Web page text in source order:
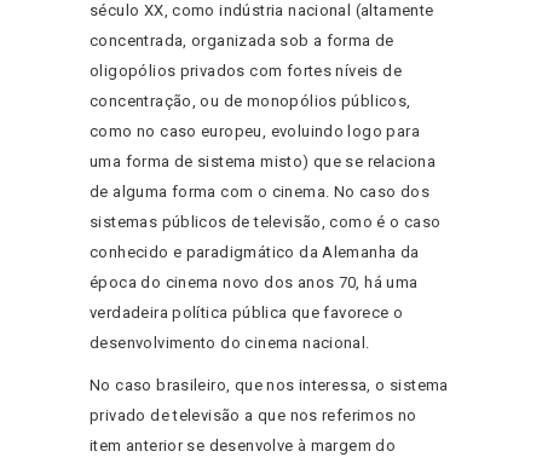
século XX, como indústria nacional (altamente
concentrada, organizada sob a forma de
oligopólios privados com fortes níveis de
concentração, ou de monopólios públicos,
como no caso europeu, evoluindo logo para
uma forma de sistema misto) que se relaciona
de alguma forma com o cinema. No caso dos
sistemas públicos de televisão, como é o caso
conhecido e paradigmático da Alemanha da
época do cinema novo dos anos 70, há uma
verdadeira política pública que favorece o
desenvolvimento do cinema nacional.
No caso brasileiro, que nos interessa, o sistema
privado de televisão a que nos referimos no
item anterior se desenvolve à margem do